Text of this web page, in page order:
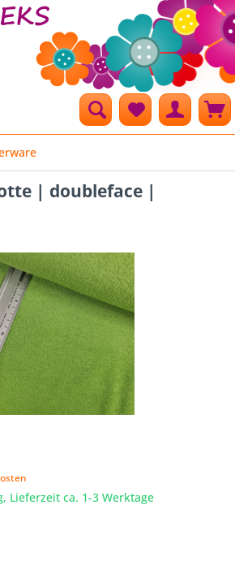
| doubleface |
Lieferzeit ca. 1-3 Werktage